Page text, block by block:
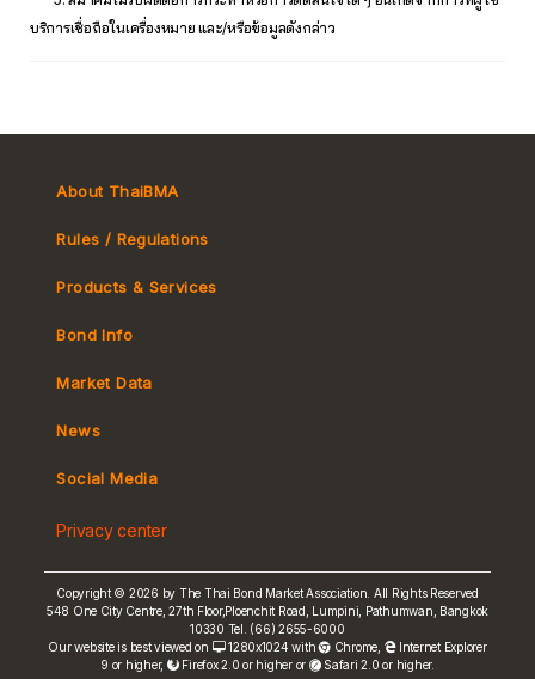
บริการเชื่อถือในเครื่องหมาย และ/หรือข้อมูลดังกล่าว
About ThaiBMA
Rules / Regulations
Tax
Products & Services
MeBond
e-bookbuilding
Bond Info
Market Data
Yield Curve
FRN Rate
News
Social Media
Privacy center
Copyright © 2026 by The Thai Bond Market Association. All Rights Reserved
548 One City Centre, 27th Floor,Ploenchit Road, Lumpini, Pathumwan, Bangkok
10330 Tel. (66) 2655-6000
Our website is best viewed on
1280x1024 with Chrome
Internet Explorer
9 or higher,
Firefox 2.0 or higher or Safari 2.0 or higher.